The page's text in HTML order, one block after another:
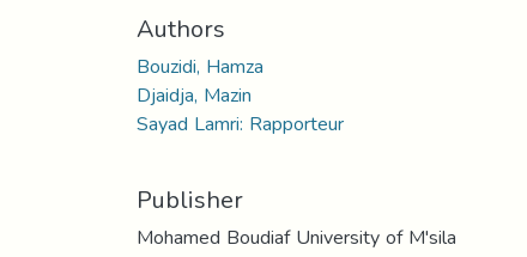
Authors
Bouzidi, Hamza
Djaidja, Mazin
Sayad Lamri: Rapporteur
Publisher
Mohamed Boudiaf University of M'sila